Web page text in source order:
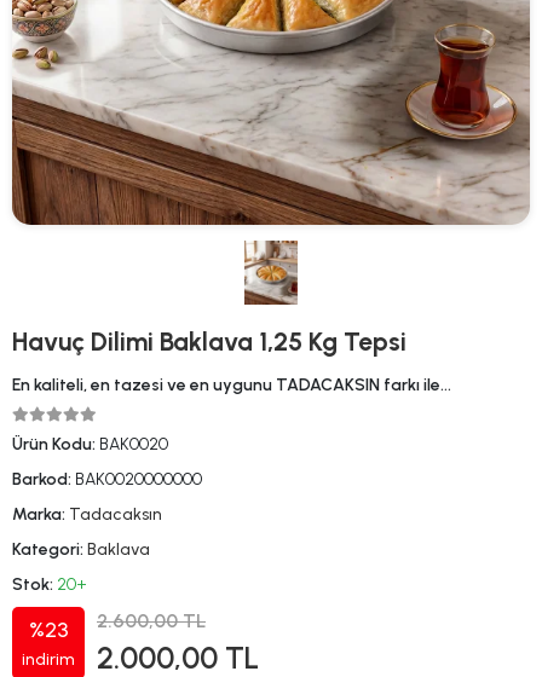
Havuç Dilimi Baklava 1,25 Kg Tepsi
En kaliteli, en tazesi ve en uygunu TADACAKSIN farkı ile…
Ürün Kodu: BAK0020
Barkod: BAK0020000000
Marka: Tadacaksın
Kategori: Baklava
Stok: 20+
%23
indirim
2.600,00 TL
2.000,00 TL